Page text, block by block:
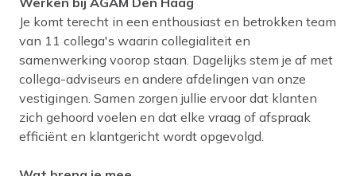
Je komt terecht in een enthousiast en betrokken team
van 11 collega's waarin collegialiteit en
samenwerking voorop staan. Dagelijks stem je af met
collega-adviseurs en andere afdelingen van onze
vestigingen. Samen zorgen jullie ervoor dat klanten
zich gehoord voelen en dat elke vraag of afspraak
efficiënt en klantgericht wordt opgevolgd.